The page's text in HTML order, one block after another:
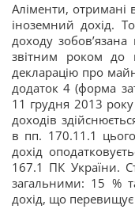
Аліменти, отримані
іноземний дохід.
доходу
звітним роком до
декларацію про
додаток 4 (форма
11 грудня 2013
доходів
в пп. 170.11.1
дохід
167.1 ПК України.
загальними: 15 %
дохід, що перевищує